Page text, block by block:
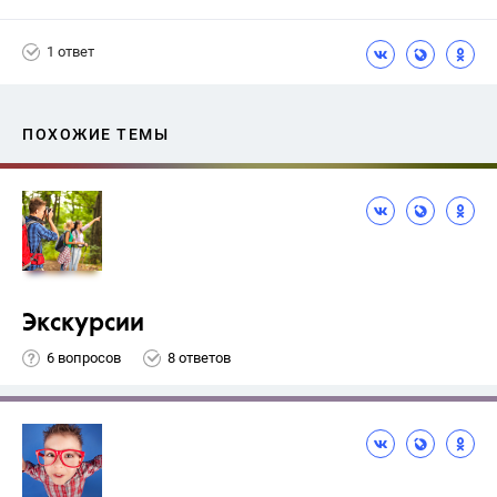
1 ответ
ПОХОЖИЕ ТЕМЫ
Экскурсии
6 вопросов 8 ответов